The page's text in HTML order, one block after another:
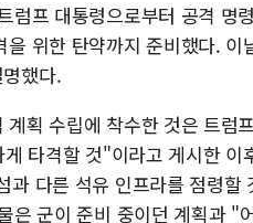
럼프 대통령으로부터 공격 명
위한 탄약까지 준비했다.
했다.
획 수립에 착수한 것은 트럼
타격할 것"이라고 게시한
과 다른 석유 인프라를 점령
은 군이 준비 중이던 계획과 "